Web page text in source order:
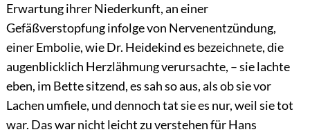
Erwartung ihrer Niederkunft, an einer
Gefäßverstopfung infolge von Nervenentzündung,
einer Embolie, wie Dr. Heidekind es bezeichnete, die
augenblicklich Herzlähmung verursachte, – sie lachte
eben, im Bette sitzend, es sah so aus, als ob sie vor
Lachen umfiele, und dennoch tat sie es nur, weil sie tot
war. Das war nicht leicht zu verstehen für Hans